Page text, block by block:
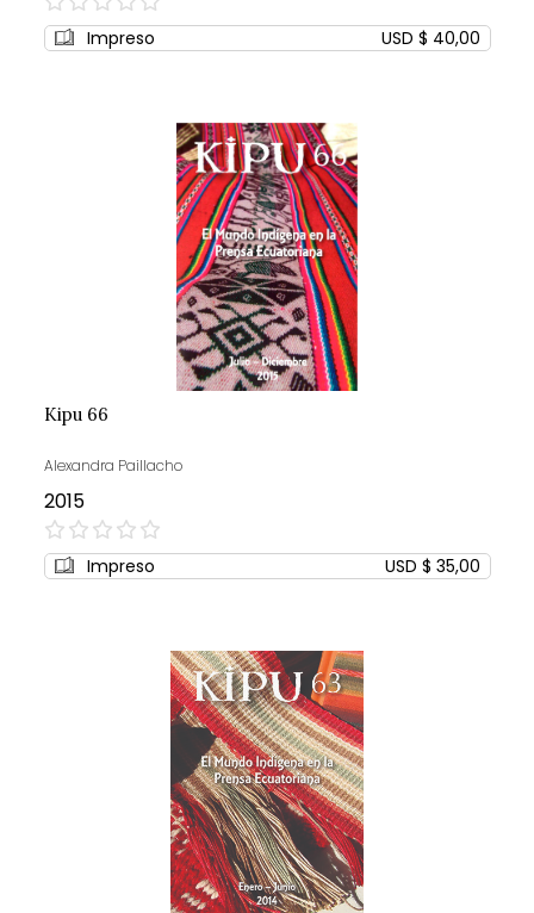
0%
Impreso USD $ 40,00
Kipu 66
Alexandra Paillacho
2015
0%
Impreso USD $ 35,00